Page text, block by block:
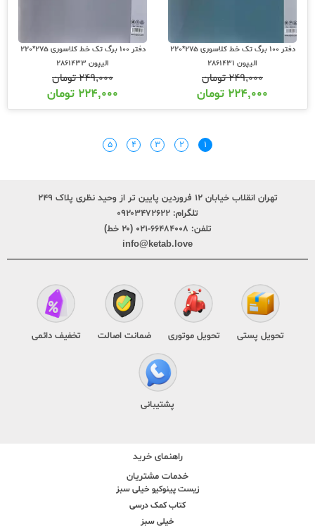
دفتر 100 برگ تک خط کلاسوری 275*220
الیپون 2861431
۲۴۹,۰۰۰تومان
۲۲۴,۰۰۰ تومان
دفتر 100 برگ تک خط کلاسوری 275*220
الیپون 2861433
۲۴۹,۰۰۰تومان
۲۲۴,۰۰۰ تومان
۱ ۲ ۳ ۴ ۵
تهران انقلاب خیابان ۱۲ فروردین پایین تر از وحید نظری پلاک ۲۴۹
تلگرام: ۰۹۲۰۳۴۷۲۶۲۲
تلفن: ۶۶۴۸۴۰۰۸-۰۲۱ (۲۰ خط)
info@ketab.love
تحویل پستی تحویل موتوری ضمانت اصالت تخفیف دائمی
پشتیبانی
راهنمای خرید
خدمات مشتریان
زیست پینوکیو خیلی سبز
کتاب کمک درسی
خیلی سبز